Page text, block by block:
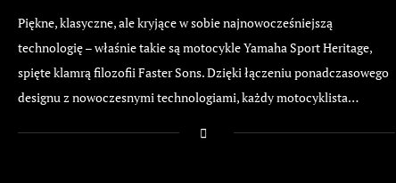
Piękne, klasyczne, ale kryjące w sobie najnowocześniejszą
technologię – właśnie takie są motocykle Yamaha Sport Heritage,
spięte klamrą filozofii Faster Sons. Dzięki łączeniu ponadczasowego
designu z nowoczesnymi technologiami, każdy motocyklista…